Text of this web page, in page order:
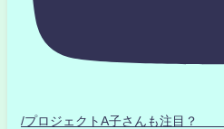
/プロジェクトA子さんも注目？